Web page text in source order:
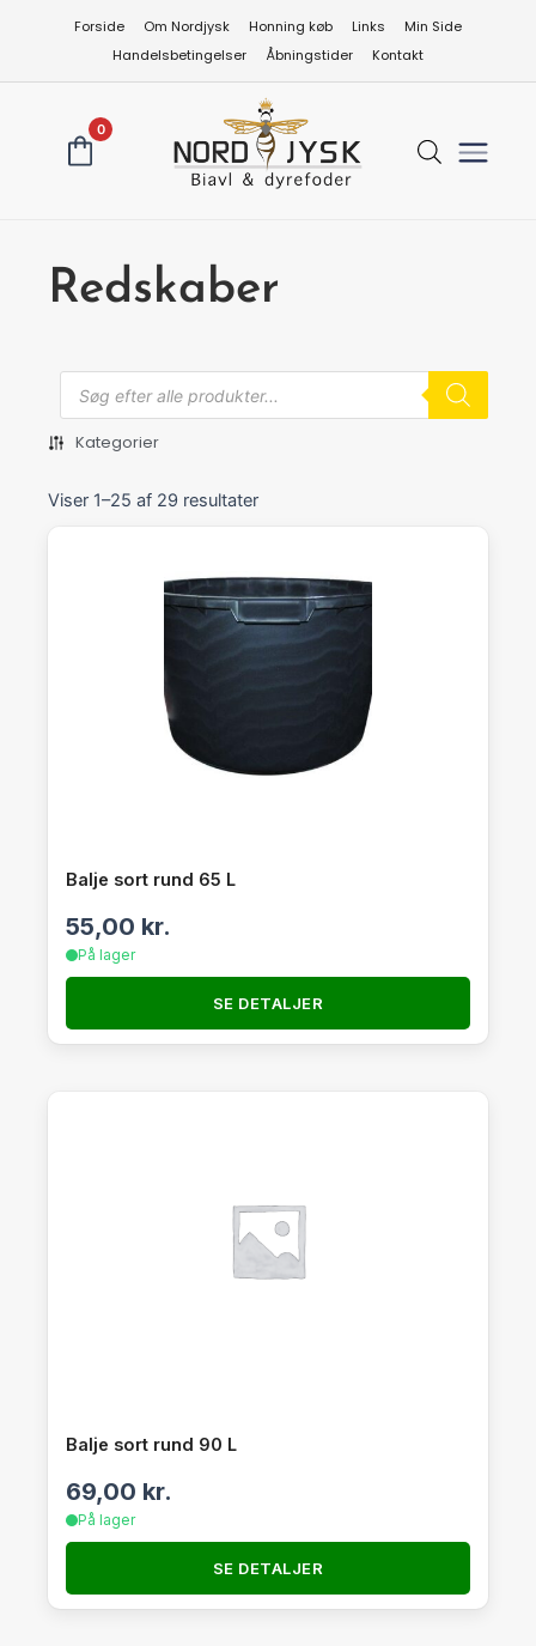
Forside Om Nordjysk Honning køb Links
Min Side
Handelsbetingelser
Åbningstider Kontakt
0
Redskaber
Produkts
search
Kategorier
Viser 1–25 af 29 resultater
Balje sort rund 65 L
55,00 kr.
På lager
SE DETALJER
Balje sort rund 90 L
69,00 kr.
På lager
SE DETALJER